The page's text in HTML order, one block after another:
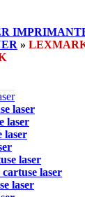
»
laser
laser
laser
laser
laser
laser